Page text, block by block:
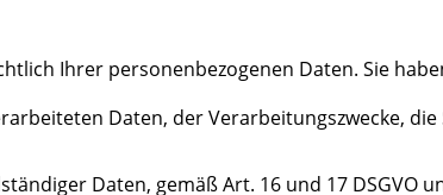
Ihrer personenbezogenen Daten. Sie
Daten, der Verarbeitungszwecke,
Daten, gemäß Art. 16 und 17 DSGVO